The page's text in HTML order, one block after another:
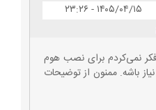
۱۴۰۵/۰۴/۱۵ - ۲۳:۲۶
نمی‌کردم برای نصب هوم
باشه. ممنون از توضیحات